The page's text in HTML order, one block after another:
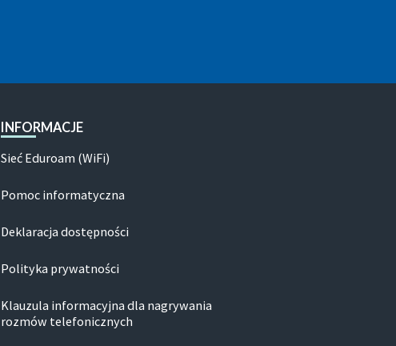
INFORMACJE
Sieć Eduroam (WiFi)
Pomoc informatyczna
Deklaracja dostępności
Polityka prywatności
Klauzula informacyjna dla nagrywania
rozmów telefonicznych